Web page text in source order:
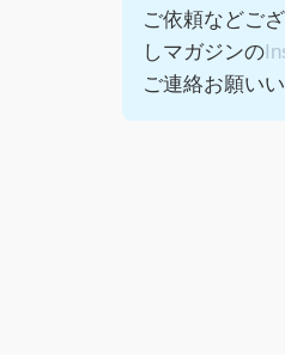
ご依頼などご
しマガジンの
ご連絡お願い